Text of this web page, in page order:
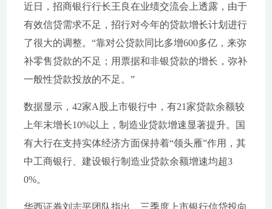
近日，招商银行行长王良在业绩交流会上透露，由于
有效信贷需求不足，招行对今年的贷款增长计划进行
了很大的调整。“靠对公贷款同比多增600多亿，来弥
补零售贷款的不足；用票据和非银贷款的增长，弥补
一般性贷款投放的不足。”
数据显示，42家A股上市银行中，有21家贷款余额较
上年末增长10%以上，制造业贷款增速显著提升。国
有大行在支持实体经济方面保持着“领头雁”作用，其
中工商银行、建设银行制造业贷款余额增速均超3
0%。
华西证券刘志平团队指出，三季度上市银行信贷投向